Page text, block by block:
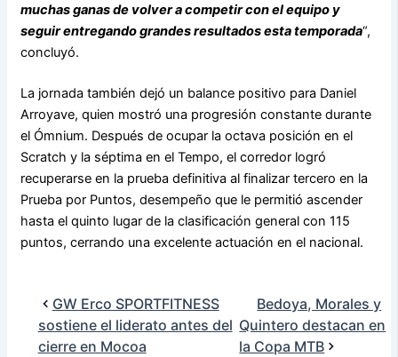
muchas ganas de volver a competir con el equipo y
seguir entregando grandes resultados esta temporada“,
concluyó.
La jornada también dejó un balance positivo para Daniel
Arroyave, quien mostró una progresión constante durante
el Ómnium. Después de ocupar la octava posición en el
Scratch y la séptima en el Tempo, el corredor logró
recuperarse en la prueba definitiva al finalizar tercero en la
Prueba por Puntos, desempeño que le permitió ascender
hasta el quinto lugar de la clasificación general con 115
puntos, cerrando una excelente actuación en el nacional.
GW Erco SPORTFITNESS
sostiene el liderato antes del
cierre en Mocoa
Bedoya, Morales y
Quintero destacan en
la Copa MTB